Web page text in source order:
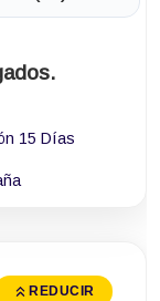
15 Días
REDUCIR